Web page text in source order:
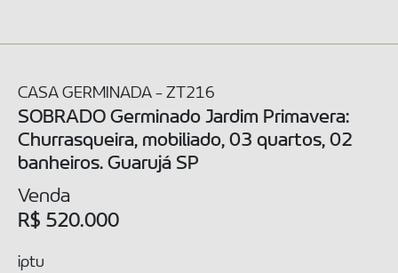
CASA GERMINADA - ZT216
SOBRADO Germinado Jardim Primavera:
Churrasqueira, mobiliado, 03 quartos, 02
banheiros. Guarujá SP
Venda
R$ 520.000
iptu